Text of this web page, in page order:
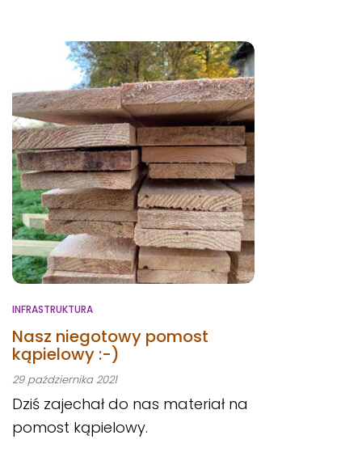
INFRASTRUKTURA
Nasz niegotowy pomost
kąpielowy :-)
29 października 2021
Dziś zajechał do nas materiał na
pomost kąpielowy.